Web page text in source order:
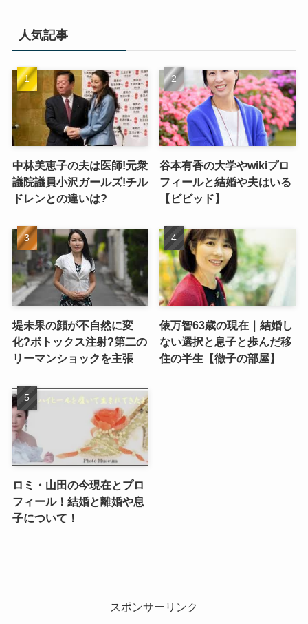
人気記事
中林美恵子の夫は医師!元衆
議院議員小沢ガールズ!チル
ドレンとの違いは?
谷本有香の大学やwikiプロ
フィールと結婚や夫はいる
【ビビッド】
堤未果の顔が不自然に変
化?ボトックス注射?第二の
リーマンショックを主張
俵万智63歳の現在｜結婚し
ない選択と息子と歩んだ移
住の半生【徹子の部屋】
ロミ・山田の今現在とプロ
フィール！結婚と離婚や息
子について！
スポンサーリンク